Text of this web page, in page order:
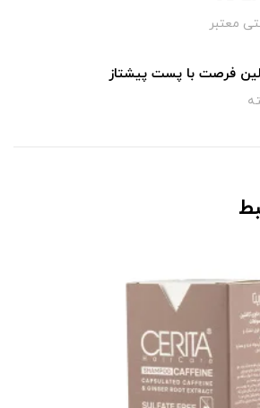
معتبر
فرصت با پست پیشتاز